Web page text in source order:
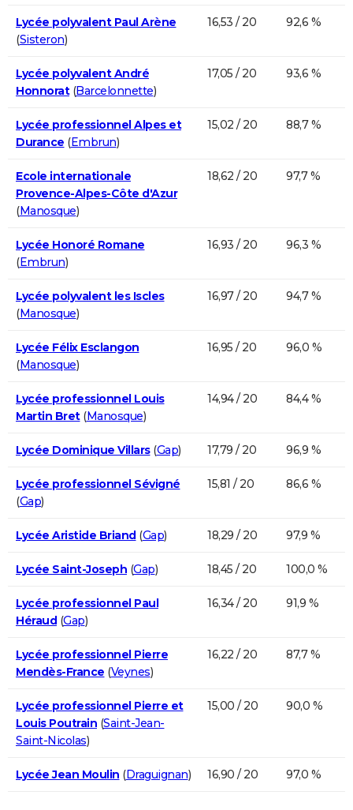
Lycée polyvalent Paul Arène
(Sisteron)
16,53 / 20 92,6 %
Lycée polyvalent André
Honnorat(Barcelonnette)
17,05 / 20 93,6 %
Lycée professionnel Alpes et
Durance (Embrun)
15,02 / 20 88,7 %
Ecole internationale
Provence-Alpes-Côte d'Azur
(Manosque)
18,62 / 20 97,7 %
Lycée Honoré Romane
(Embrun)
16,93 / 20 96,3 %
Lycée polyvalent les Iscles
(Manosque)
16,97 / 20 94,7 %
Lycée Félix Esclangon
(Manosque)
16,95 / 20 96,0 %
Lycée professionnel Louis
Martin Bret(Manosque)
14,94 / 20 84,4 %
Lycée Dominique Villars(Gap) 17,79 / 20 96,9 %
Lycée professionnel Sévigné
(Gap)
15,81 / 20 86,6 %
Lycée Aristide Briand(Gap) 18,29 / 20 97,9 %
Lycée Saint-Joseph (Gap) 18,45 / 20 100,0 %
Lycée professionnel Paul
Héraud(Gap)
16,34 / 20 91,9 %
Lycée professionnel Pierre
Mendès-France (Veynes)
16,22 / 20 87,7 %
Lycée professionnel Pierre et
Louis Poutrain (Saint-Jean-
Saint-Nicolas)
15,00 / 20 90,0 %
Lycée Jean Moulin (Draguignan) 16,90 / 20 97,0 %